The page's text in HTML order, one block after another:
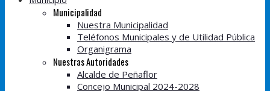
Municipalidad
Nuestra Municipalidad
Teléfonos Municipales y de Utilidad Pública
Organigrama
Nuestras Autoridades
Alcalde de Peñaflor
Concejo Municipal 2024-2028